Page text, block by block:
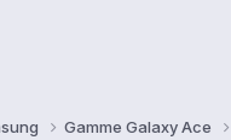
Gamme Galaxy Ace